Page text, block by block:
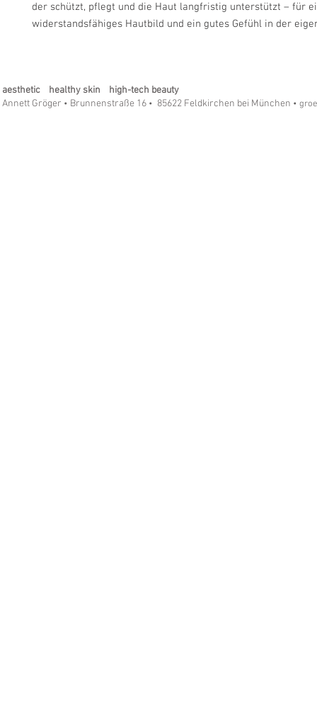
der schützt, pflegt und die Haut langfristig unterstützt – für
widerstandsfähiges Hautbild und ein gutes Gefühl in der
aesthetic healthy skin high-tech beauty
Annett Gröger • Brunnenstraße 16 • 85622 Feldkirchen bei München •